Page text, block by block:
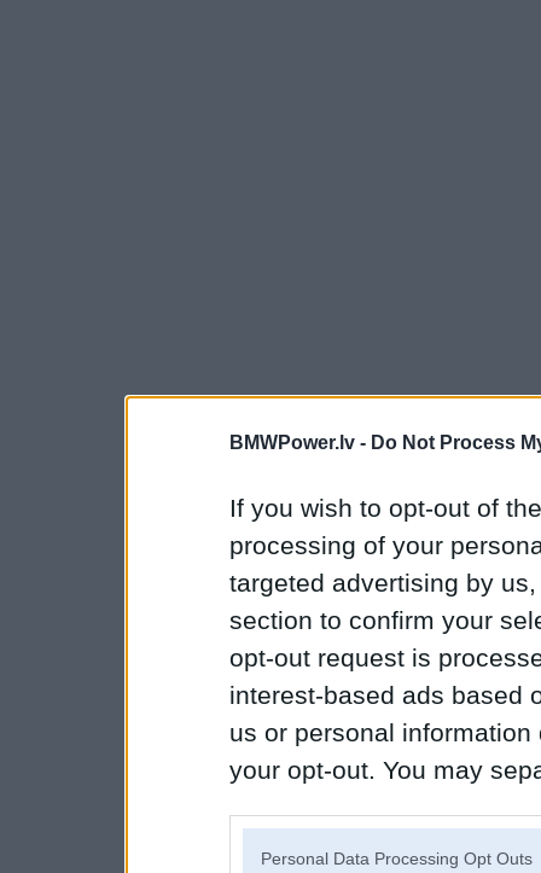
BMWPower.lv - Do Not Process
If you wish to opt-out of
processing of your
targeted advertising by
section to confirm your
opt-out request is
interest-based ads based
us or personal
your opt-out. You may
Personal Data Processing Opt Outs